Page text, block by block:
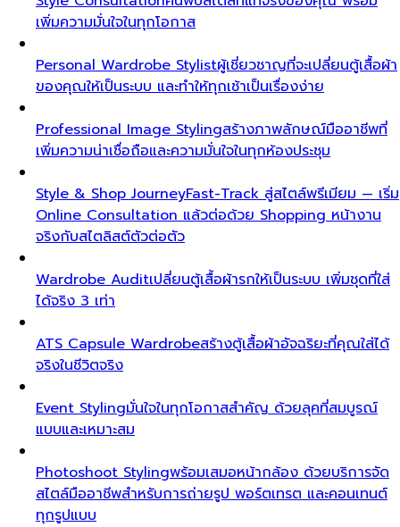
เพิ่มความมั่นใจในทุกโอกาส
Personal Wardrobe Stylistผู้เชี่ยวชาญที่จะเปลี่ยนตู้เสื้อผ้า
ของคุณให้เป็นระบบ และทำให้ทุกเช้าเป็นเรื่องง่าย
Professional Image Stylingสร้างภาพลักษณ์มืออาชีพที่
เพิ่มความน่าเชื่อถือและความมั่นใจในทุกห้องประชุม
Style & Shop JourneyFast-Track สู่สไตล์พรีเมียม — เริ่ม
Online Consultation แล้วต่อด้วย Shopping หน้างาน
จริงกับสไตลิสต์ตัวต่อตัว
Wardrobe Auditเปลี่ยนตู้เสื้อผ้ารกให้เป็นระบบ เพิ่มชุดที่ใส่
ได้จริง 3 เท่า
ATS Capsule Wardrobeสร้างตู้เสื้อผ้าอัจฉริยะที่คุณใส่ได้
จริงในชีวิตจริง
Event Stylingมั่นใจในทุกโอกาสสำคัญ ด้วยลุคที่สมบูรณ์
แบบและเหมาะสม
Photoshoot Stylingพร้อมเสมอหน้ากล้อง ด้วยบริการจัด
สไตล์มืออาชีพสำหรับการถ่ายรูป พอร์ตเทรต และคอนเทนต์
ทุกรูปแบบ